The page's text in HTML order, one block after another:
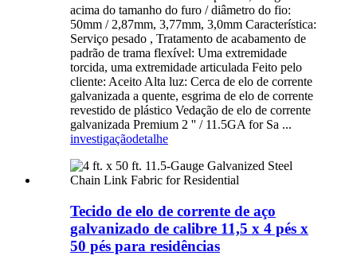
acima do tamanho do furo / diâmetro do fio:
50mm / 2,87mm, 3,77mm, 3,0mm Característica:
Serviço pesado , Tratamento de acabamento de
padrão de trama flexível: Uma extremidade
torcida, uma extremidade articulada Feito pelo
cliente: Aceito Alta luz: Cerca de elo de corrente
galvanizada a quente, esgrima de elo de corrente
revestido de plástico Vedação de elo de corrente
galvanizada Premium 2 '' / 11.5GA for Sa ...
investigaçãodetalhe
Tecido de elo de corrente de aço
galvanizado de calibre 11,5 x 4 pés x
50 pés para residências